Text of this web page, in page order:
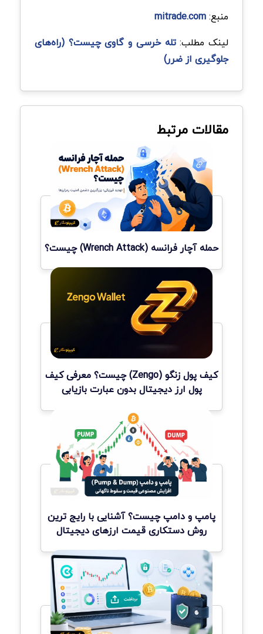
منبع:mitrade.com
لینک مطلب:تله خرسی و گاوی چیست؟ (راه‌های
جلوگیری از ضرر)
مقالات مرتبط
حمله آچار فرانسه (Wrench Attack) چیست؟
کیف پول زنگو (Zengo) چیست؟ معرفی کیف
پول ارز دیجیتال بدون عبارت بازیابی
پامپ و دامپ چیست؟ آشنایی با رایج ترین
روش دستکاری قیمت ارزهای دیجیتال